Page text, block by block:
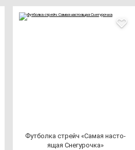
Фут­бол­ка стрейч «Самая нас­то­
ящая Сне­гу­роч­ка»